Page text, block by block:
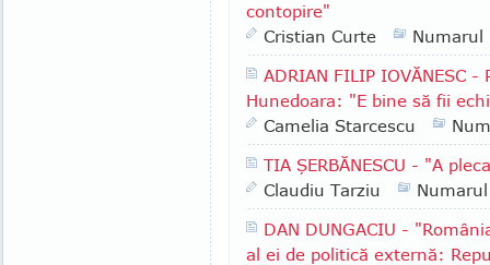
contopire"
Cristian Curte
Numarul
ADRIAN FILIP IOVĂNESC
Hunedoara: "E bine să fii
Camelia Starcescu
TIA ŞERBĂNESCU - "A
Claudiu Tarziu
DAN DUNGACIU -
al ei de politică externă: